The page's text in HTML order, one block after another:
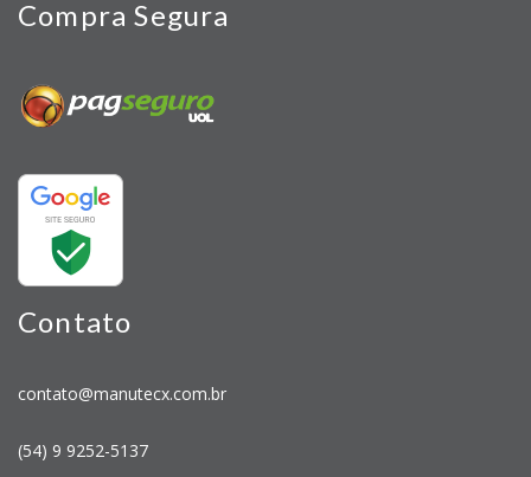
Compra Segura
Contato
contato@manutecx.com.br
(54) 9 9252-5137